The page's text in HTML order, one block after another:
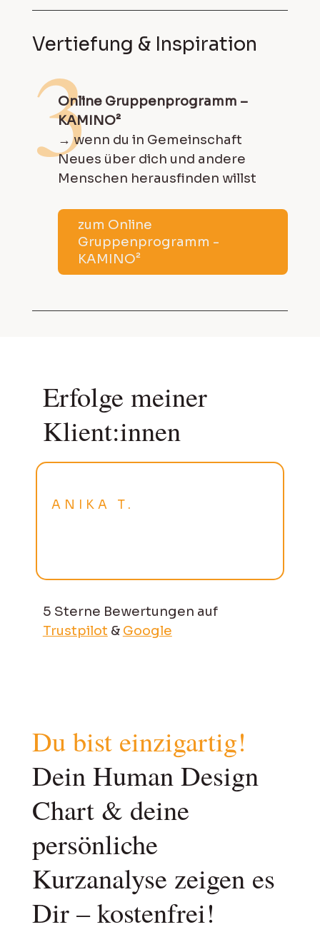
Vertiefung & Inspiration
3
Online Gruppenprogramm –
KAMINO²
→ wenn du in Gemeinschaft
Neues über dich und andere
Menschen herausfinden willst
zum Online
Gruppenprogramm -
KAMINO²
Erfolge meiner
Klient:innen
ANIKA T.
5 Sterne Bewertungen auf
Trustpilot & Google
Du bist einzigartig!
Dein Human Design
Chart & deine
persönliche
Kurzanalyse zeigen es
Dir – kostenfrei!